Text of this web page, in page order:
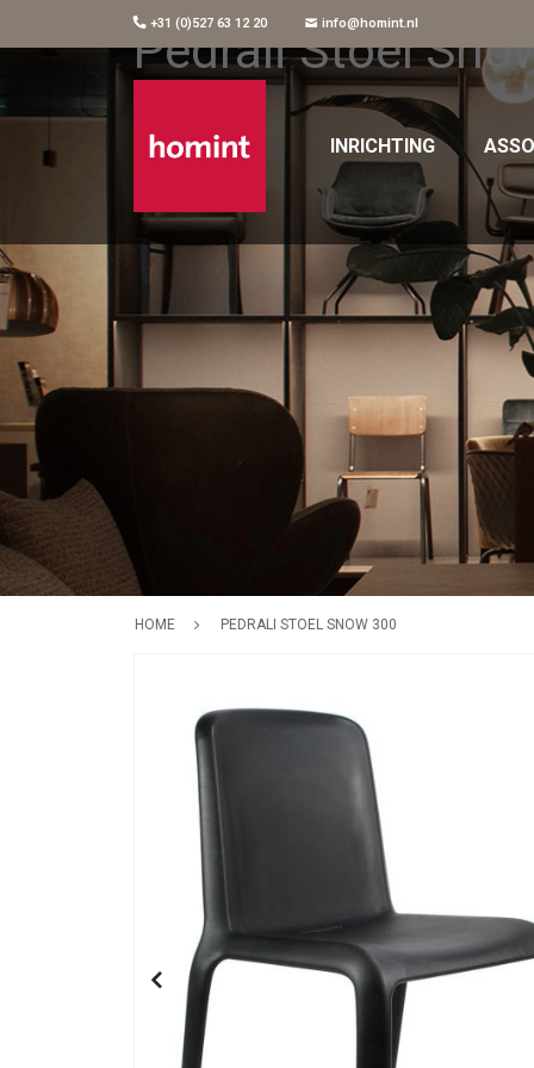
+31 (0)527 63 12 20 info@homint.nl
INRICHTING
Pedrali Stoel
HOME PEDRALI STOEL SNOW 300